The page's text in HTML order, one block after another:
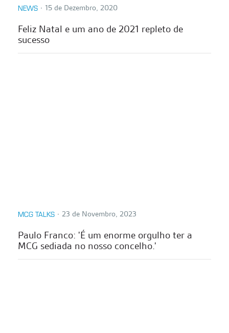
NEWS ∙ 15 de Dezembro, 2020
Feliz Natal e um ano de 2021 repleto de
sucesso
MCG TALKS ∙ 23 de Novembro, 2023
Paulo Franco: 'É um enorme orgulho ter a
MCG sediada no nosso concelho.'